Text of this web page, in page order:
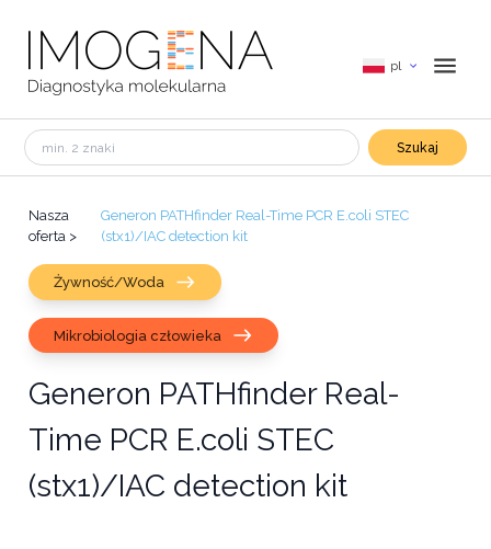
pl
Szukaj
Nasza
oferta >
Generon PATHfinder Real-Time PCR E.coli STEC
(stx1)/IAC detection kit
Żywność/Woda
Mikrobiologia człowieka
Generon PATHfinder Real-
Time PCR E.coli STEC
(stx1)/IAC detection kit